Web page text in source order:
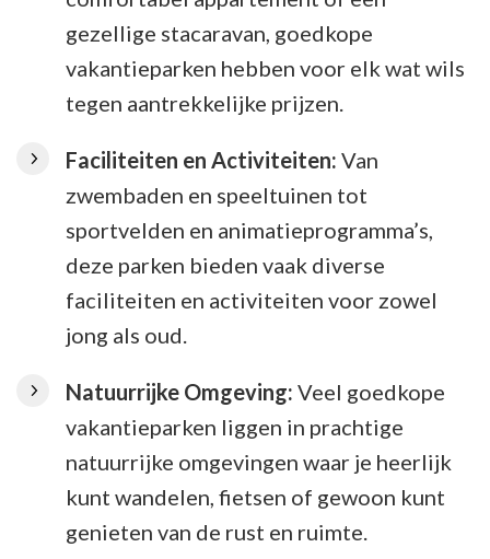
gezellige stacaravan, goedkope
vakantieparken hebben voor elk wat wils
tegen aantrekkelijke prijzen.
Faciliteiten en Activiteiten: Van
zwembaden en speeltuinen tot
sportvelden en animatieprogramma’s,
deze parken bieden vaak diverse
faciliteiten en activiteiten voor zowel
jong als oud.
Natuurrijke Omgeving: Veel goedkope
vakantieparken liggen in prachtige
natuurrijke omgevingen waar je heerlijk
kunt wandelen, fietsen of gewoon kunt
genieten van de rust en ruimte.